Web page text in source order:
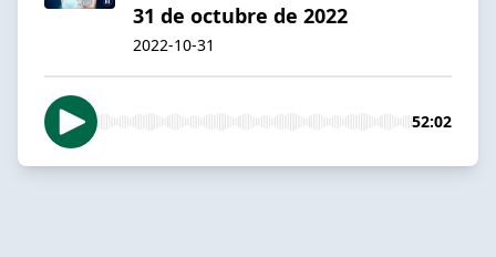
31 de octubre de 2022
2022-10-31
52:02